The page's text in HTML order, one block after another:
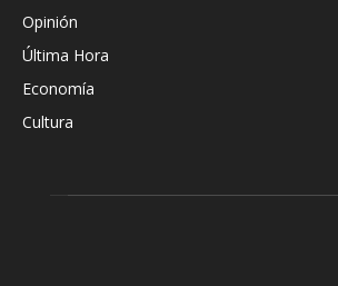
Opinión
Última Hora
Economía
Cultura